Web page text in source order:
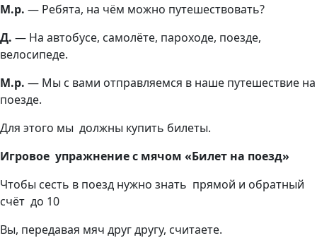
М.р. — Ребята, на чём можно путешествовать?
Д. — На автобусе, самолёте, пароходе, поезде,
велосипеде.
М.р. — Мы с вами отправляемся в наше путешествие на
поезде.
Для этого мы должны купить билеты.
Игровое упражнение с мячом «Билет на поезд»
Чтобы сесть в поезд нужно знать прямой и обратный
счёт до 10
Вы, передавая мяч друг другу, считаете.